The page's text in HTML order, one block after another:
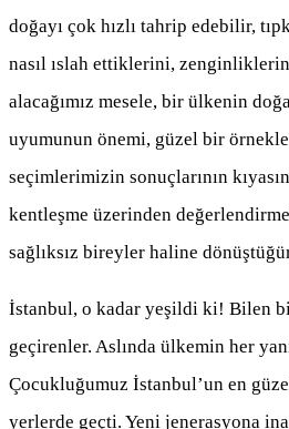
doğayı çok hızlı tahrip edebilir,
nasıl ıslah ettiklerini,
alacağımız mesele, bir ülkenin
uyumunun önemi, güzel bir
seçimlerimizin sonuçlarının
kentleşme üzerinden
sağlıksız bireyler haline
İstanbul, o kadar yeşildi ki! Bilen
geçirenler. Aslında ülkemin her
Çocukluğumuz İstanbul’un en
yerlerde geçti. Yeni jenerasyona